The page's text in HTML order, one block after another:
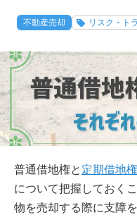
不動産売却 リスク・ト
普通借地権と 定期借地権
について把握しておく
物を売却する際に支障